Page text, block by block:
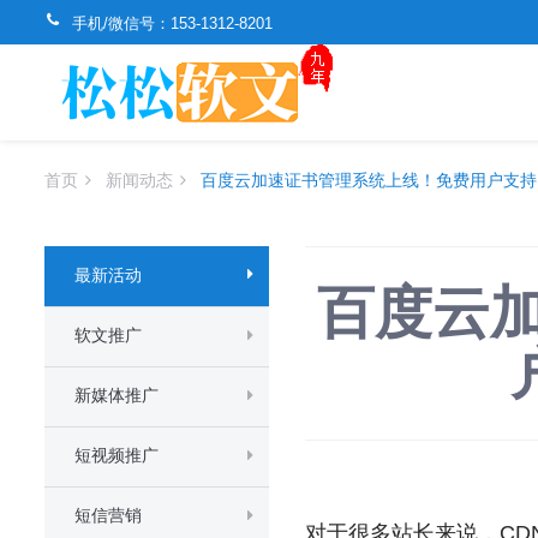
手机/微信号： 153-1312-8201
首页 新闻动态 百度云加速证书管理系统上线！免费用户支
最新活动
软文推广
新媒体推广
短视频推广
短信营销
百度云
对于很多站长来说，